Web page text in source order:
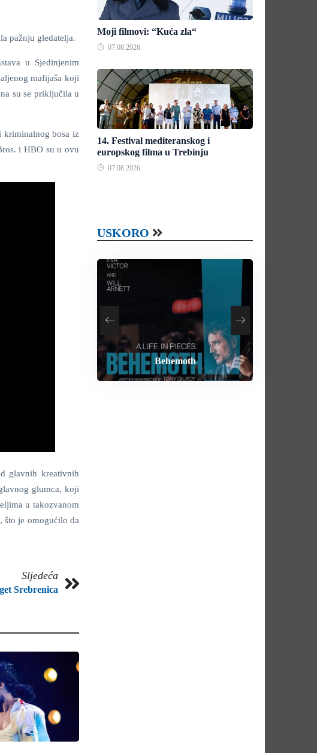
pažnju gledatelja.
u Sjedinjenim
mafijaša koji
su se priključila u
kriminalnog bosa iz
i HBO su u ovu
glavnih kreativnih
glumca, koji
u takozvanom
što je omogućilo da
Sljedeća
Srebrenica
Moji filmovi: “Kuća zla“
07.08.2026.
14. Festival mediteranskog i
europskog filma u Trebinju
07.08.2026.
USKORO
Heart of the Beast
Behemoth
How To Rob A Bank
By Any Means